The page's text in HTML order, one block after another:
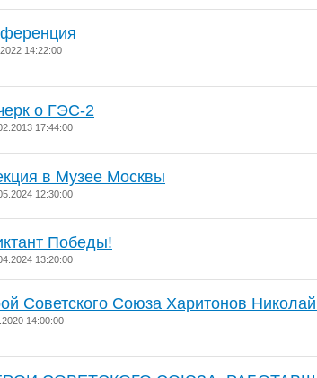
14:22:00
о ГЭС-2
17:44:00
в Музее Москвы
12:30:00
Победы!
13:20:00
Советского Союза Харитонов
14:00:00